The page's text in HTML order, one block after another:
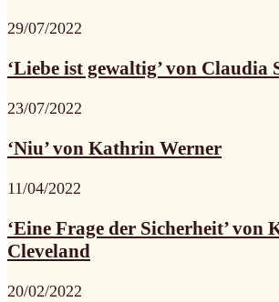
29/07/2022
‘Liebe ist gewaltig’ von Claudia
23/07/2022
‘Niu’ von Kathrin Werner
11/04/2022
‘Eine Frage der Sicherheit’ von
Cleveland
20/02/2022